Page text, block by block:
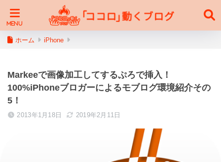
ホーム iPhone
Markeeで画像加工してするぷろで挿入！
100%iPhoneブロガーによるモブログ環境紹介その
5！
2013年1月18日 2019年2月11日